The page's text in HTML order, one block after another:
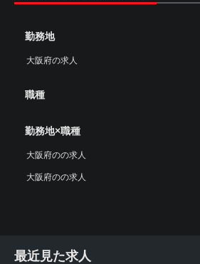
勤務地
大阪府の求人
職種
勤務地×職種
大阪府のの求人
大阪府のの求人
最近見た求人